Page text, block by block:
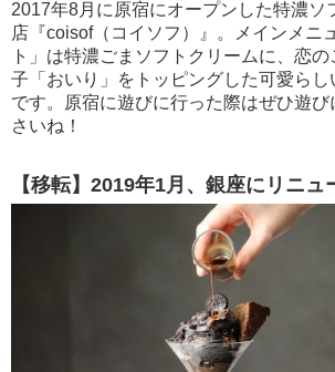
2017年8月に原宿にオープンした特濃ソ
店『coisof（コイソフ）』。メインメニ
ト」は特濃ごまソフトクリームに、恋
子「おいり」をトッピングした可愛らし
です。原宿に遊びに行った際はぜひ遊
さいね！
【移転】2019年1月、銀座にリニ